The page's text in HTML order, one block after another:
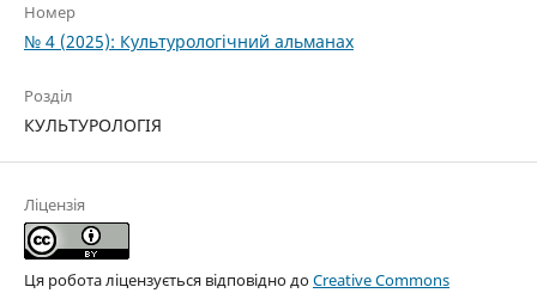
Номер
№ 4 (2025): Культурологічний альманах
Розділ
КУЛЬТУРОЛОГІЯ
Ліцензія
Ця робота ліцензується відповідно доCreative Commons